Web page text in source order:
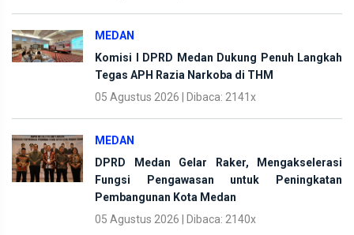
MEDAN
Komisi I DPRD Medan Dukung Penuh Langkah
Tegas APH Razia Narkoba di THM
05 Agustus 2026 | Dibaca: 2141x
MEDAN
DPRD Medan Gelar Raker, Mengakselerasi
Fungsi Pengawasan untuk Peningkatan
Pembangunan Kota Medan
05 Agustus 2026 | Dibaca: 2140x